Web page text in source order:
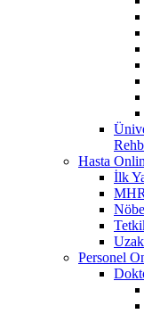
Hasta
İlk
Personel